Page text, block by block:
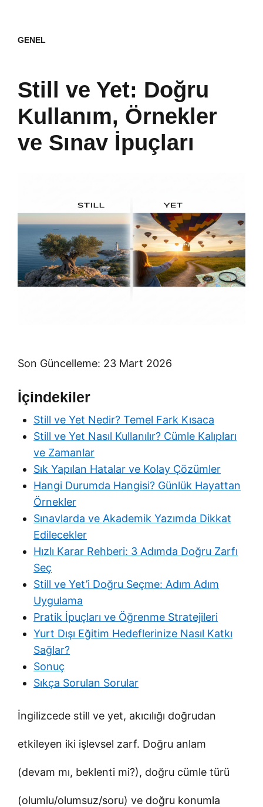
GENEL
Still ve Yet: Doğru
Kullanım, Örnekler
ve Sınav İpuçları
Son Güncelleme: 23 Mart 2026
İçindekiler
Still ve Yet Nedir? Temel Fark Kısaca
Still ve Yet Nasıl Kullanılır? Cümle Kalıpları
ve Zamanlar
Sık Yapılan Hatalar ve Kolay Çözümler
Hangi Durumda Hangisi? Günlük Hayattan
Örnekler
Sınavlarda ve Akademik Yazımda Dikkat
Edilecekler
Hızlı Karar Rehberi: 3 Adımda Doğru Zarfı
Seç
Still ve Yet’i Doğru Seçme: Adım Adım
Uygulama
Pratik İpuçları ve Öğrenme Stratejileri
Yurt Dışı Eğitim Hedeflerinize Nasıl Katkı
Sağlar?
Sonuç
Sıkça Sorulan Sorular
İngilizcede still ve yet, akıcılığı doğrudan
etkileyen iki işlevsel zarf. Doğru anlam
(devam mı, beklenti mi?), doğru cümle türü
(olumlu/olumsuz/soru) ve doğru konumla